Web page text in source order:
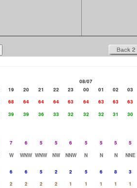
08/07
19 20 21 22 23 00 01 02 03
68 64 64 64 63 64 63 63 63
39 39 36 33 32 32 32 31 30
7 6 5 5 6 5 5 5 5
W WNW WNW NW NNW N N N NNE
6 6 5 2 2 5 6 8 3
2 2 2 2 1 1 1 1 1